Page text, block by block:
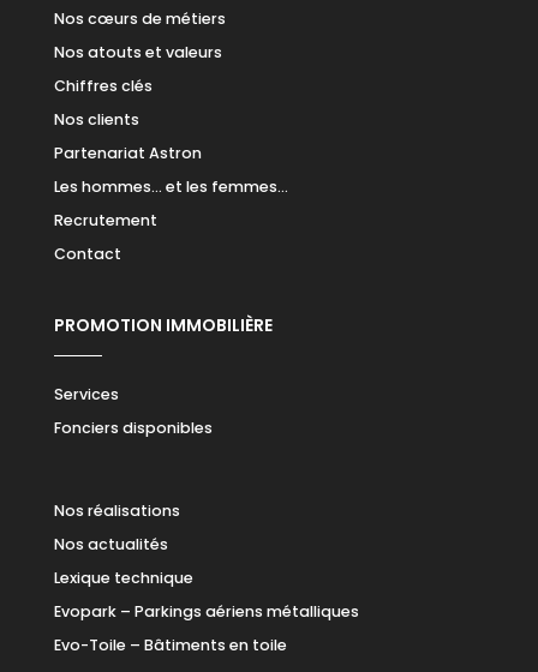
Nos cœurs de métiers
Nos atouts et valeurs
Chiffres clés
Nos clients
Partenariat Astron
Les hommes… et les femmes…
Recrutement
Contact
PROMOTION IMMOBILIÈRE
Services
Fonciers disponibles
Nos réalisations
Nos actualités
Lexique technique
Evopark – Parkings aériens métalliques
Evo-Toile – Bâtiments en toile